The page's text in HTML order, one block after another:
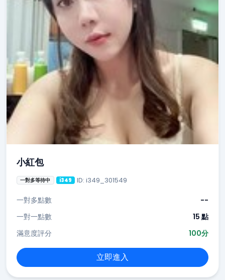
小紅包
一對多等待中 i349 ID: i349_301549
一對多點數
--
一對一點數
15 點
滿意度評分
100分
立即進入